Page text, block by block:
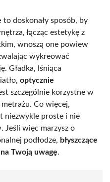
to doskonały sposób, by
łącząc estetykę z
wnoszą one powiew
wykreować
Gładka, lśniąca
optycznie
szczególnie korzystne w
Co więcej,
niezwykle proste i nie
Jeśli więc marzysz o
podłodze, błyszczące
Twoją uwagę.